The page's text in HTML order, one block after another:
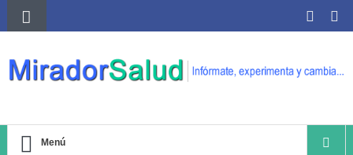
Menú